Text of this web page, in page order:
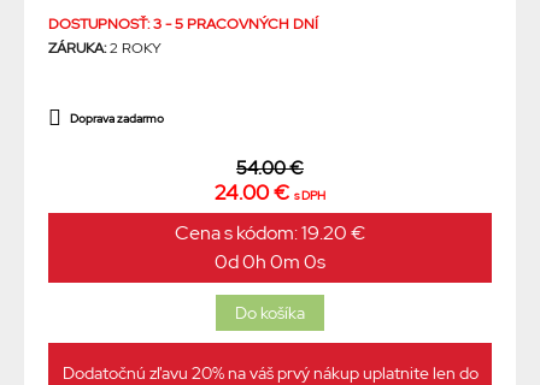
DOSTUPNOSŤ: 3 - 5 PRACOVNÝCH DNÍ
ZÁRUKA:2 ROKY
Doprava zadarmo
54.00 €
24.00 € s DPH
Cena s kódom: 19.20 €
0d 0h 0m 0s
Dodatočnú zľavu 20% na váš prvý nákup uplatnite len do